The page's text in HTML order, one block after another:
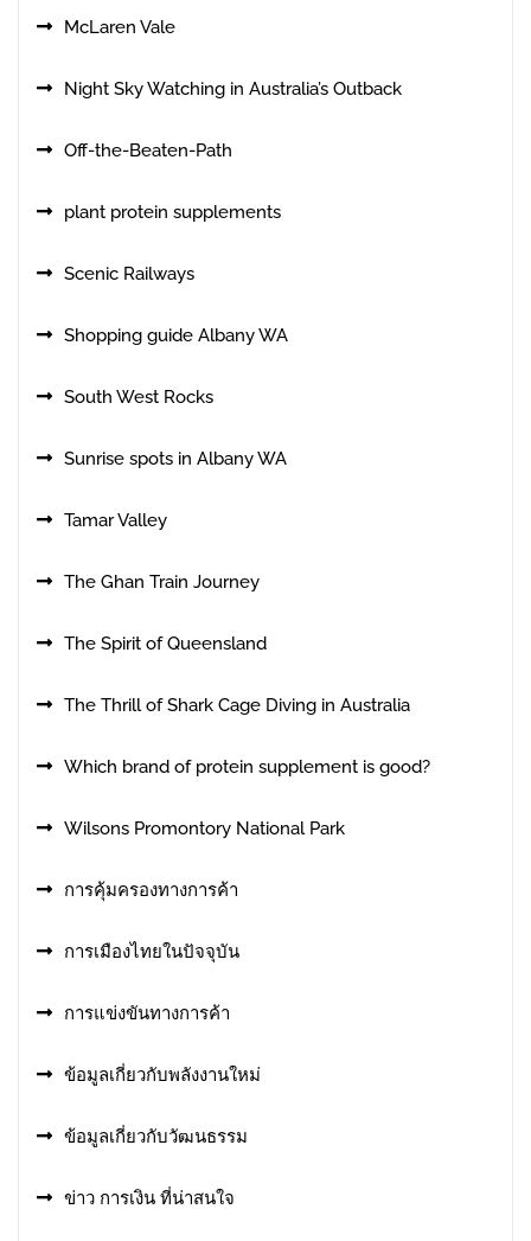
McLaren Vale
Night Sky Watching in Australia’s Outback
Off-the-Beaten-Path
plant protein supplements
Scenic Railways
Shopping guide Albany WA
South West Rocks
Sunrise spots in Albany WA
Tamar Valley
The Ghan Train Journey
The Spirit of Queensland
The Thrill of Shark Cage Diving in Australia
Which brand of protein supplement is good?
Wilsons Promontory National Park
การคุ้มครองทางการค้า
การเมืองไทยในปัจจุบัน
การแข่งขันทางการค้า
ข้อมูลเกี่ยวกับพลังงานใหม่
ข้อมูลเกี่ยวกับวัฒนธรรม
ข่าว การเงิน ที่น่าสนใจ